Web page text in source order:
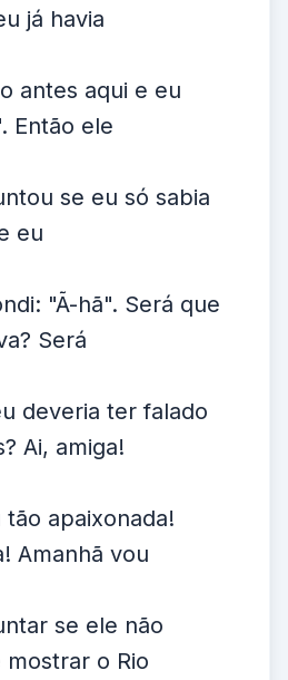
já havia
antes aqui e eu
Então ele
se eu só sabia
eu
"Ã-hã". Será que
Será
deveria ter falado
Ai, amiga!
apaixonada!
Amanhã vou
se ele não
o Rio